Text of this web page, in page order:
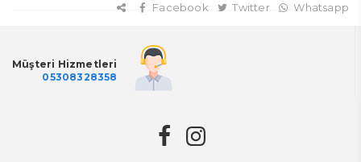
Facebook
Twitter Whatsapp
Müşteri Hizmetleri
05308328358